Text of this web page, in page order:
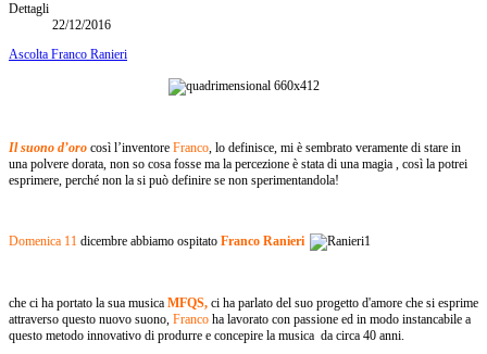
Dettagli
22/12/2016
Ascolta Franco Ranieri
Il suono d’oro così l’inventore Franco, lo definisce, mi è sembrato veramente di stare in
una polvere dorata, non so cosa fosse ma la percezione è stata di una magia , così la potrei
esprimere, perché non la si può definire se non sperimentandola!
Domenica 11 dicembre abbiamo ospitato Franco Ranieri
che ci ha portato la sua musica MFQS, ci ha parlato del suo progetto d'amore che si esprime
attraverso questo nuovo suono, Franco ha lavorato con passione ed in modo instancabile a
questo metodo innovativo di produrre e concepire la musica da circa 40 anni.